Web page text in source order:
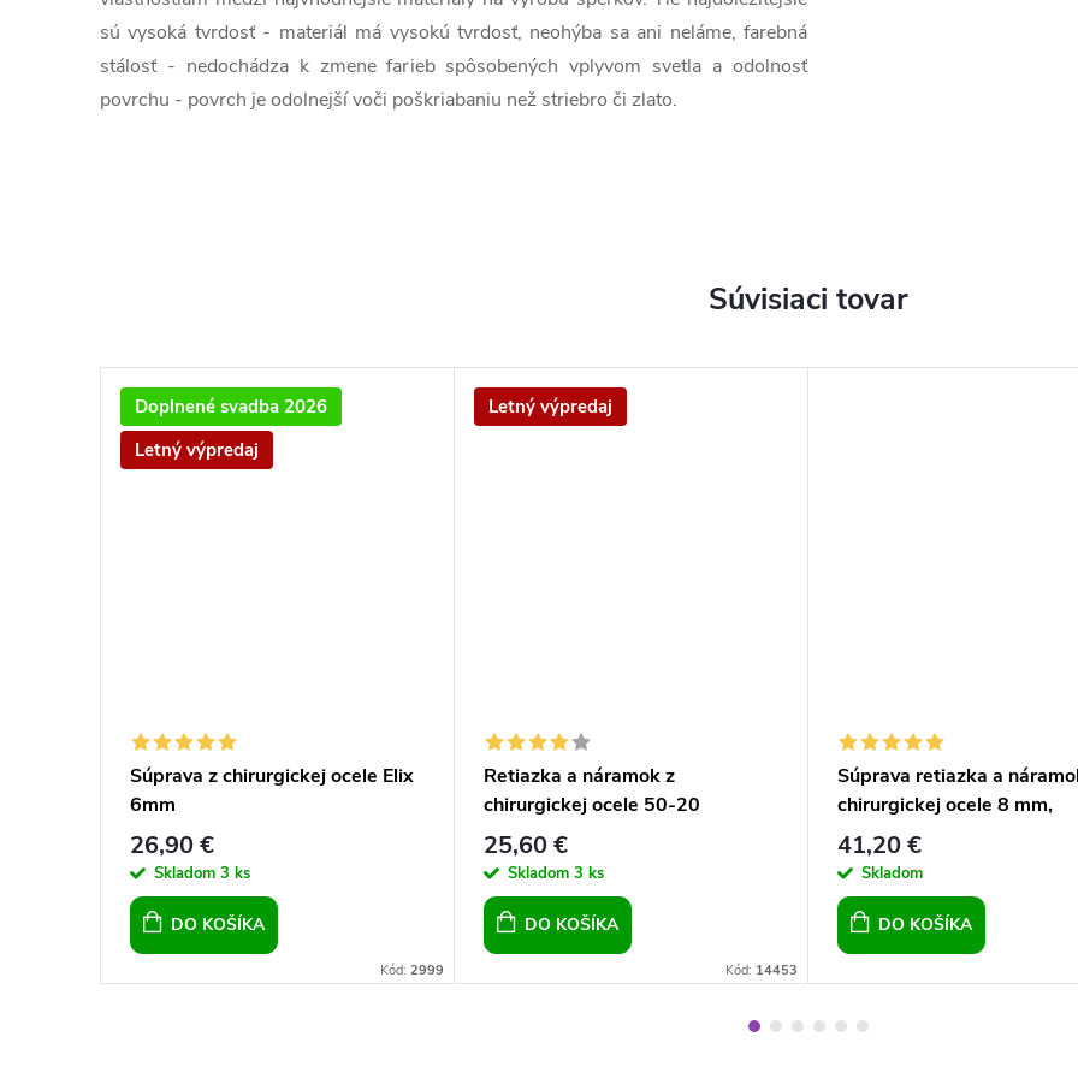
sú vysoká tvrdosť - materiál má vysokú tvrdosť, neohýba sa ani neláme, farebná
stálosť - nedochádza k zmene farieb spôsobených vplyvom svetla a odolnosť
povrchu - povrch je odolnejší voči poškriabaniu než striebro či zlato.
Súvisiaci tovar
Doplnené svadba 2026
Letný výpredaj
Súprava z chirurgickej ocele Elix
6mm
26,90 €
Skladom 3 ks
DO KOŠÍKA
Kód: 2999
Letný výpredaj
Retiazka a náramok z
chirurgickej ocele 50-20
25,60 €
Skladom 3 ks
DO KOŠÍKA
Kód: 14453
Súprava retiazka a
chirurgickej ocele 8 mm,
obdĺžniková, pre chlapov pre
mužov
41,20 €
Skladom
DO KOŠÍKA